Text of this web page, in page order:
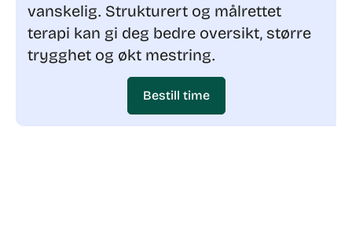
vanskelig. Strukturert og målrettet
terapi kan gi deg bedre oversikt, større
trygghet og økt mestring.
Bestill time